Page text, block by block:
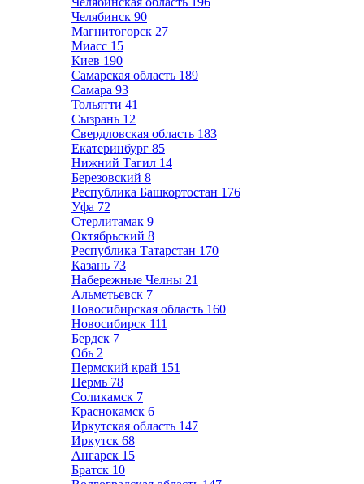
Челябинск 90
Магнитогорск 27
Миасс 15
Киев 190
Самарская область 189
Самара 93
Тольятти 41
Сызрань 12
Свердловская область 183
Екатеринбург 85
Нижний Тагил 14
Березовский 8
Республика Башкортостан 176
Уфа 72
Стерлитамак 9
Октябрьский 8
Республика Татарстан 170
Казань 73
Набережные Челны 21
Альметьевск 7
Новосибирская область 160
Новосибирск 111
Бердск 7
Обь 2
Пермский край 151
Пермь 78
Соликамск 7
Краснокамск 6
Иркутская область 147
Иркутск 68
Ангарск 15
Братск 10